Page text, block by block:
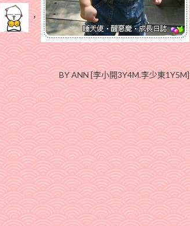
，
BY ANN [李小開3Y4M.李少東1Y5M]